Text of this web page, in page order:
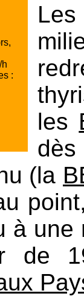
:
les
dès
(la
à
de